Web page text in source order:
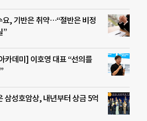
요, 기반은 취약…“절반은 비정
”
카데미] 이호영 대표 “선의를
삼성호암상, 내년부터 상금 5억